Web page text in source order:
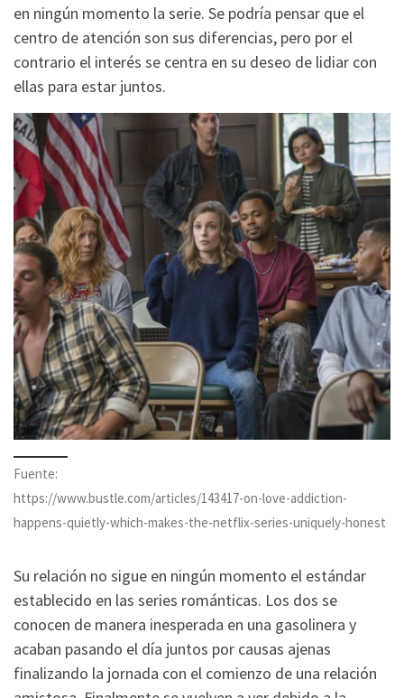
en ningún momento la serie. Se podría pensar que el
centro de atención son sus diferencias, pero por el
contrario el interés se centra en su deseo de lidiar con
ellas para estar juntos.
Fuente:
https://www.bustle.com/articles/143417-on-love-addiction-
happens-quietly-which-makes-the-netflix-series-uniquely-honest
Su relación no sigue en ningún momento el estándar
establecido en las series románticas. Los dos se
conocen de manera inesperada en una gasolinera y
acaban pasando el día juntos por causas ajenas
finalizando la jornada con el comienzo de una relación